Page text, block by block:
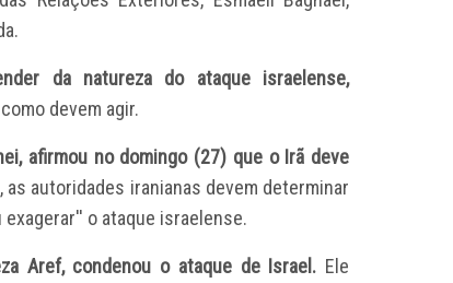
da natureza do ataque israelense,
devem agir.
afirmou no domingo (27) que o Irã deve
as autoridades iranianas devem determinar
o ataque israelense.
Aref, condenou o ataque de Israel. Ele